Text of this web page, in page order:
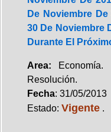
De Noviembre De
30 De Noviembre
Durante El
Area:
Resolución.
Fecha: 31/05/2013
Estado: Vigente .